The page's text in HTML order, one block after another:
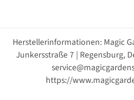
Herstellerinformationen: Magic
Junkersstraße 7 | Regensburg,
https://